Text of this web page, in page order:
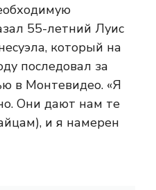
55-летний Луис
который на
последовал за
в Монтевидео. «Я
Они дают нам те
и я намерен